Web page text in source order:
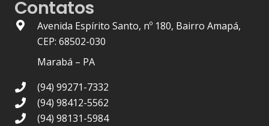
Contatos
Avenida Espírito Santo, nº 180, Bairro Amapá,
CEP: 68502-030
Marabá – PA
(94) 99271-7332
(94) 98412-5562
(94) 98131-5984